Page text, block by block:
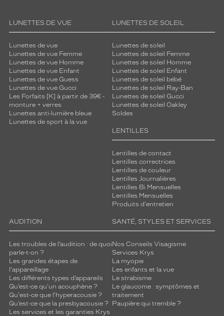
LUNETTES DE VUE
Lunettes de vue
Lunettes de vue Femme
Lunettes de vue Homme
Lunettes de vue Enfant
Lunettes de vue Guess
Lunettes de vue Gucci
Les Forfaits [K] à partir de 39€ -
monture + verres
Lunettes anti-lumière bleue
Lunettes de sport à la vue
LUNETTES DE SOLEIL
Lunettes de soleil
Lunettes de soleil Femme
Lunettes de soleil Homme
Lunettes de soleil Enfant
Lunettes de soleil bébé
Lunettes de soleil Ray-Ban
Lunettes de soleil Gucci
Lunettes de soleil Oakley
Soldes
LENTILLES
Lentilles de contact
Lentilles correctrices
Lentilles de couleur
Lentilles Journalières
Lentilles Bi Mensuelles
Lentilles Mensuelles
Produits d'entretien
AUDITION
Les troubles de l’audition : de quoi
parle-t-on ?
Les grandes étapes de
l'appareillage
Les différents types d’appareils
Qu’est-ce qu'un acouphène ?
Qu'est-ce que l'hyperacousie ?
Qu’est-ce que la presbyacousie ?
Les services et les garanties Krys
SANTÉ, STYLES ET SERVICES
Nos Conseils Visagisme
Services Krys
La myopie
Les enfants et la vue
Le strabisme
Le glaucome : symptômes et
traitement
Paupière qui tremble ?